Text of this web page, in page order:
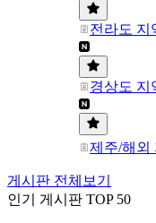
전라도 지
경상도 지
제주/해외
게시판 전체보기
인기 게시판 TOP 50